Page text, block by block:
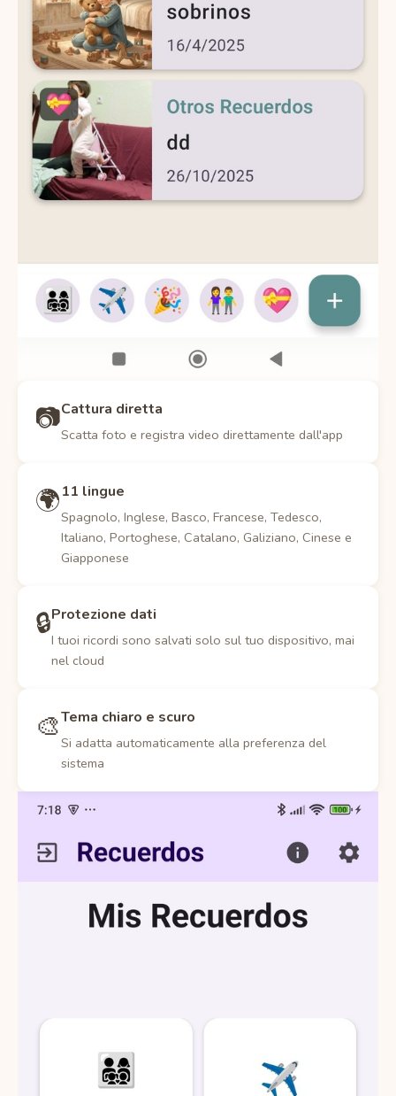
📷Cattura diretta
Scatta foto e registra video direttamente dall'app
🌍11 lingue
Spagnolo, Inglese, Basco, Francese, Tedesco,
Italiano, Portoghese, Catalano, Galiziano, Cinese e
Giapponese
🔒Protezione dati
I tuoi ricordi sono salvati solo sul tuo dispositivo, mai
nel cloud
🎨Tema chiaro e scuro
Si adatta automaticamente alla preferenza del
sistema